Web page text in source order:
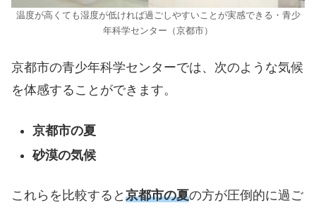
温度が高くても湿度が低ければ過ごしやすいことが実感できる・青少
年科学センター（京都市）
京都市の青少年科学センターでは、次のような気候
を体感することができます。
京都市の夏
砂漠の気候
これらを比較すると 京都市の夏の方が圧倒的に過ご